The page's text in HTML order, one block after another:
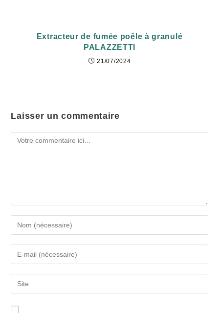
Extracteur de fumée poêle à granulé
PALAZZETTI
21/07/2024
Laisser un commentaire